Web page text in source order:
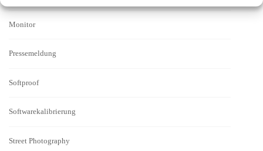
Monitor
Pressemeldung
Softproof
Softwarekalibrierung
Street Photography